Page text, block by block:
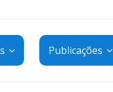
Publicações